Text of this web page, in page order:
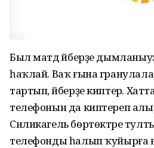
Был матдә әйберҙе
һаҡлай. Ваҡ ғына
тартып, әйбер­ҙе киптерә.
телефонын да киптереп
Силикагель бөртөктәре
телефонды һалып ҡуйырға